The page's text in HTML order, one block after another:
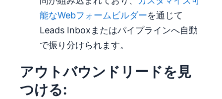
能なWebフォームビルダーを通じて
Leads Inboxまたはパイプラインへ自動
で振り分けられます。
アウトバウンドリードを見
つける: